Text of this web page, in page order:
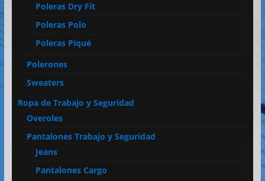
Poleras Dry Fit
Poleras Polo
Poleras Piqué
Polerones
Sweaters
Ropa de Trabajo y Seguridad
Overoles
Pantalones Trabajo y Seguridad
Jeans
Pantalones Cargo